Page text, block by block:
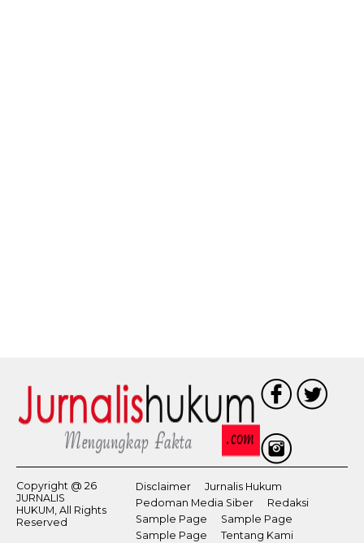
Copyright @ 26
JURNALIS
HUKUM, All Rights
Reserved
Disclaimer
Jurnalis Hukum
Pedoman Media Siber
Redaksi
Sample Page
Sample Page
Sample Page
Tentang Kami